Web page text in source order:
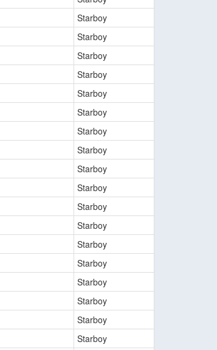
Starboy
Starboy
Starboy
Starboy
Starboy
Starboy
Starboy
Starboy
Starboy
Starboy
Starboy
Starboy
Starboy
Starboy
Starboy
Starboy
Starboy
Starboy